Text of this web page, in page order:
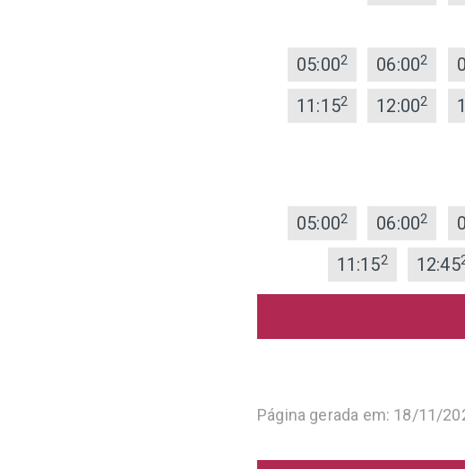
05:002 06:002
11:152 12:002
05:002 06:002
11:152 12:45
Página gerada em: 18/11/